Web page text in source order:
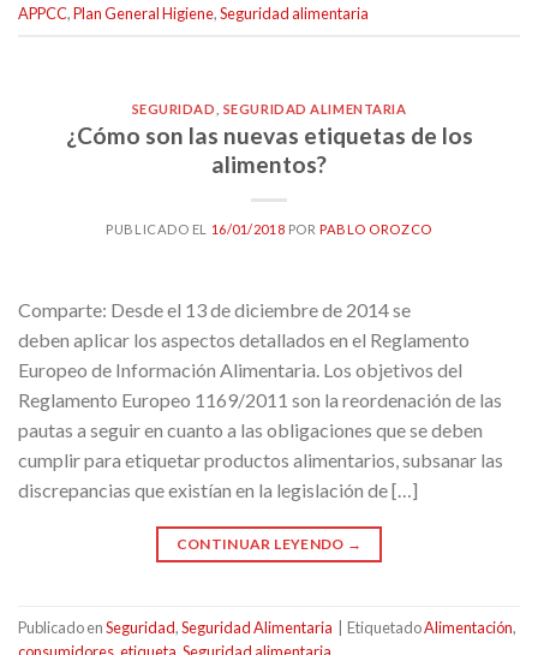
APPCC,Plan General Higiene,Seguridad alimentaria
SEGURIDAD SEGURIDAD ALIMENTARIA
¿Cómo son las nuevas etiquetas de los
alimentos?
PUBLICADO EL 16/01/2018 POR PABLO OROZCO
Comparte: Desde el 13 de diciembre de 2014 se
deben aplicar los aspectos detallados en el Reglamento
Europeo de Información Alimentaria. Los objetivos del
Reglamento Europeo 1169/2011 son la reordenación de las
pautas a seguir en cuanto a las obligaciones que se deben
cumplir para etiquetar productos alimentarios, subsanar las
discrepancias que existían en la legislación de […]
CONTINUAR LEYENDO →
Publicado enSeguridad,Seguridad Alimentaria | EtiquetadoAlimentación,
consumidores,etiqueta,Seguridad alimentaria